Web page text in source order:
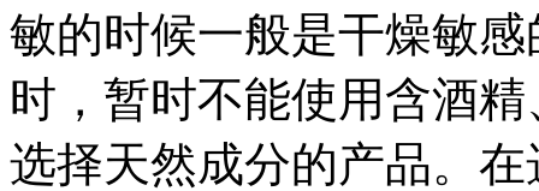
敏的时候一般是干燥敏
时，暂时不能使用含酒
选择天然成分的产品。